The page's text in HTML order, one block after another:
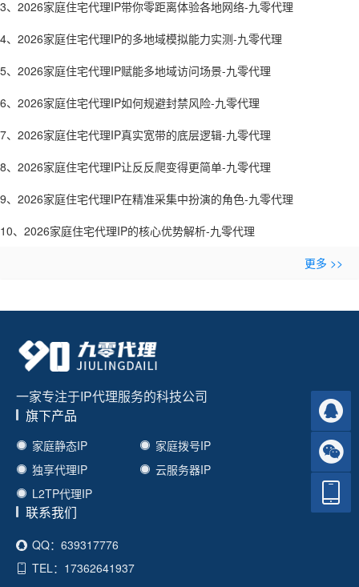
3、2026家庭住宅代理IP带你零距离体验各地网络-九零代理
4、2026家庭住宅代理IP的多地域模拟能力实测-九零代理
5、2026家庭住宅代理IP赋能多地域访问场景-九零代理
6、2026家庭住宅代理IP如何规避封禁风险-九零代理
7、2026家庭住宅代理IP真实宽带的底层逻辑-九零代理
8、2026家庭住宅代理IP让反反爬变得更简单-九零代理
9、2026家庭住宅代理IP在精准采集中扮演的角色-九零代理
10、2026家庭住宅代理IP的核心优势解析-九零代理
更多 >>
一家专注于IP代理服务的科技公司
旗下产品
家庭静态IP
家庭拨号IP
独享代理IP
云服务器IP
L2TP代理IP
联系我们
QQ：639317776
TEL：17362641937